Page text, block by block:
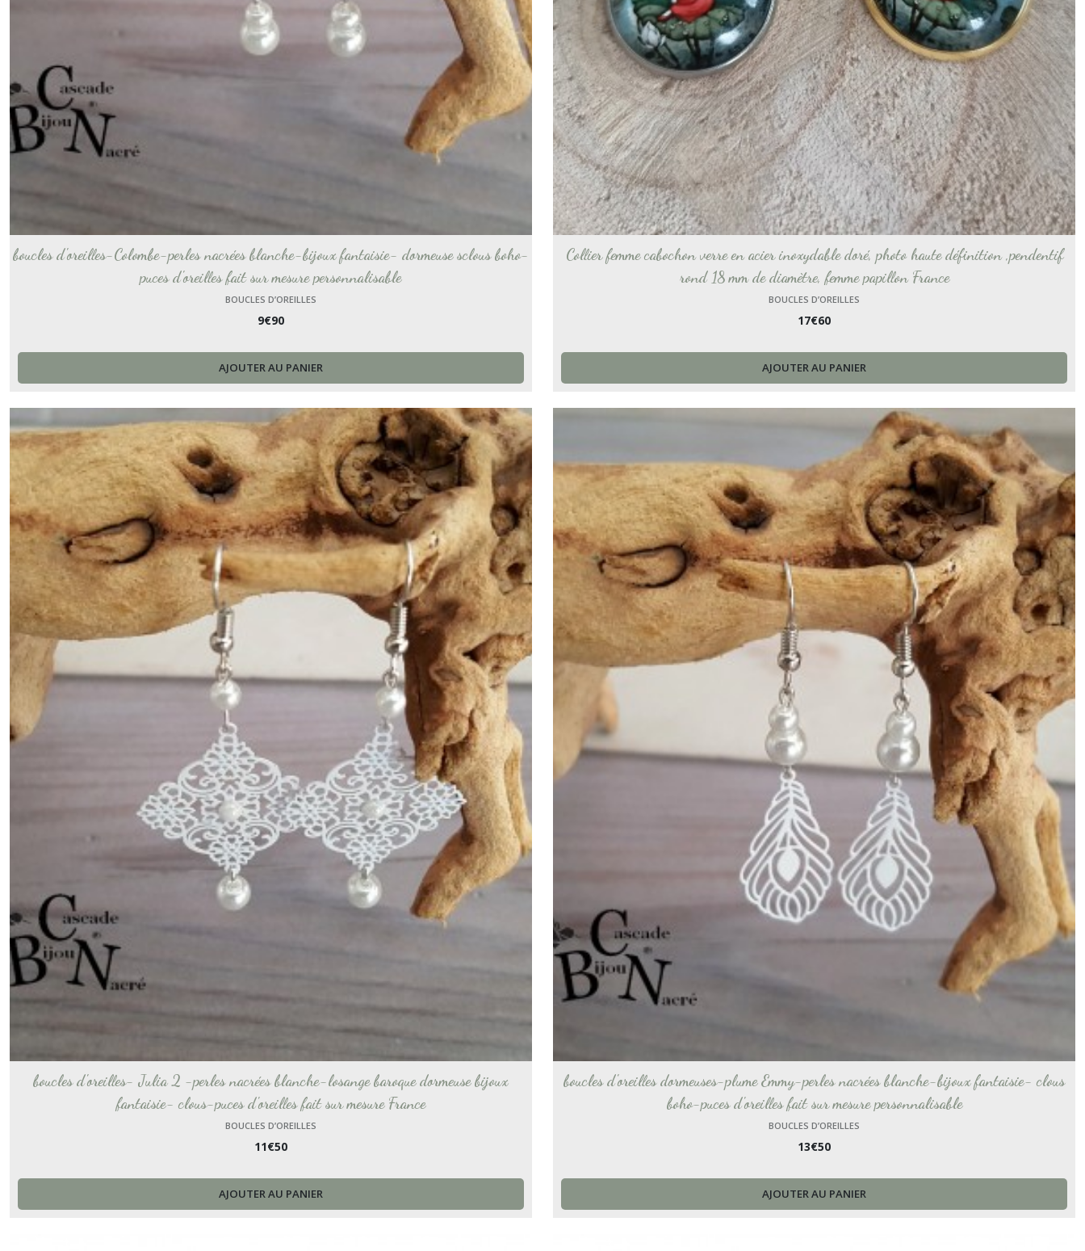
boucles d'oreilles-Colombe-perles nacrées blanche-bijoux fantaisie- dormeuse sclous boho-
puces d'oreilles fait sur mesure personnalisable
BOUCLES D’OREILLES
9€90
AJOUTER AU PANIER
Collier femme cabochon verre en acier inoxydable doré, photo haute définition ,pendentif
rond 18 mm de diamètre, femme papillon France
BOUCLES D’OREILLES
17€60
AJOUTER AU PANIER
boucles d'oreilles- Julia 2 -perles nacrées blanche-losange baroque dormeuse bijoux
fantaisie- clous-puces d'oreilles fait sur mesure France
BOUCLES D’OREILLES
11€50
AJOUTER AU PANIER
boucles d'oreilles dormeuses-plume Emmy-perles nacrées blanche-bijoux fantaisie- clous
boho-puces d'oreilles fait sur mesure personnalisable
BOUCLES D’OREILLES
13€50
AJOUTER AU PANIER
Headbands
(1)
Bagues
inoxydable
(25)
Chaînes
Cheville
Bracelets-
bagues
(1)
Bracelets
multi-
rangs
Afficher